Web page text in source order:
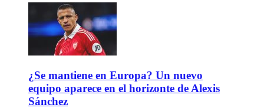
¿Se mantiene en Europa? Un nuevo
equipo aparece en el horizonte de Alexis
Sánchez